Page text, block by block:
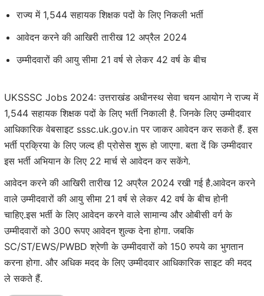
राज्य में 1,544 सहायक शिक्षक पदों के लिए निकली भर्ती
आवेदन करने की आखिरी तारीख 12 अप्रैल 2024
उम्मीदवारों की आयु सीमा 21 वर्ष से लेकर 42 वर्ष के बीच
UKSSSC Jobs 2024: उत्तराखंड अधीनस्थ सेवा चयन आयोग ने राज्य में
1,544 सहायक शिक्षक पदों के लिए भर्ती निकाली है. जिनके लिए उम्मीदवार
आधिकारिक वेबसाइट sssc.uk.gov.in पर जाकर आवेदन कर सकते हैं. इस
भर्ती प्रक्रिया के लिए जल्द ही प्रोसेस शुरू हो जाएगा. बता दें कि उम्मीदवार
इस भर्ती अभियान के लिए 22 मार्च से आवेदन कर सकेंगे.
आवेदन करने की आखिरी तारीख 12 अप्रैल 2024 रखी गई है.आवेदन करने
वाले उम्मीदवारों की आयु सीमा 21 वर्ष से लेकर 42 वर्ष के बीच होनी
चाहिए.इस भर्ती के लिए आवेदन करने वाले सामान्य और ओबीसी वर्ग के
उम्मीदवारों को 300 रूपए आवेदन शुल्क देना होगा. जबकि
SC/ST/EWS/PWBD श्रेणी के उम्मीदवारों को 150 रुपये का भुगतान
करना होगा. और अधिक मदद के लिए उम्मीदवार आधिकारिक साइट की मदद
ले सकते हैं.